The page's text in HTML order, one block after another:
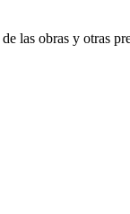
obras y otras